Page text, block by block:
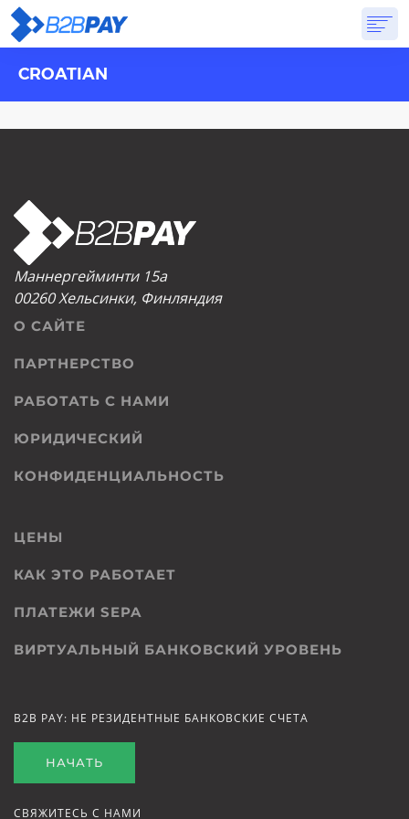
О САЙТЕРЕШЕНИЯВИРТУАЛЬНЫЙ БАНК
CROATIAN
Маннергейминти 15а
00260 Хельсинки, Финляндия
О САЙТЕ
ПАРТНЕРСТВО
РАБОТАТЬ С НАМИ
ЮРИДИЧЕСКИЙ
КОНФИДЕНЦИАЛЬНОСТЬ
ЦЕНЫ
КАК ЭТО РАБОТАЕТ
ПЛАТЕЖИ SEPA
ВИРТУАЛЬНЫЙ БАНКОВСКИЙ УРОВЕНЬ
B2B PAY: НЕ РЕЗИДЕНТНЫЕ БАНКОВСКИЕ СЧЕТА
НАЧАТЬ
СВЯЖИТЕСЬ С НАМИ